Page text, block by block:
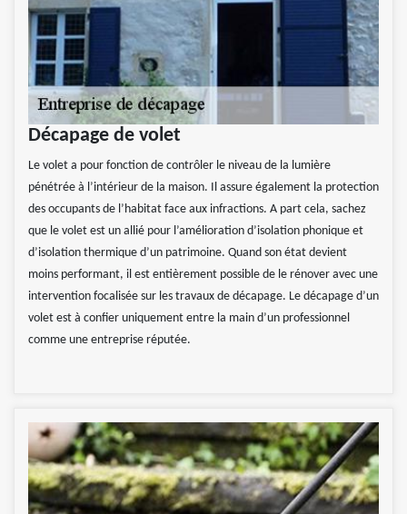
Décapage de volet
Le volet a pour fonction de contrôler le niveau de la lumière
pénétrée à l’intérieur de la maison. Il assure également la protection
des occupants de l’habitat face aux infractions. A part cela, sachez
que le volet est un allié pour l’amélioration d’isolation phonique et
d’isolation thermique d’un patrimoine. Quand son état devient
moins performant, il est entièrement possible de le rénover avec une
intervention focalisée sur les travaux de décapage. Le décapage d’un
volet est à confier uniquement entre la main d’un professionnel
comme une entreprise réputée.